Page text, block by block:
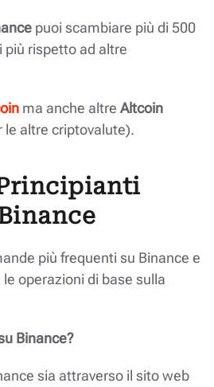
puoi scambiare più di 500
rispetto ad altre
ma anche altre Altcoin
le altre criptovalute).
più frequenti su Binance e
operazioni di base sulla
Binance?
sia attraverso il sito web